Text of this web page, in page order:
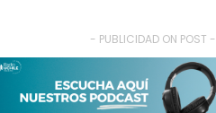
- PUBLICIDAD ON POST -